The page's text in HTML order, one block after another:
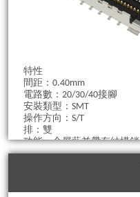
特性
間距：0.40mm
電路數：20/30/40接腳
安裝類型：SMT
操作方向：S/T
排：雙
功能：全屏蔽並帶有結構鎖